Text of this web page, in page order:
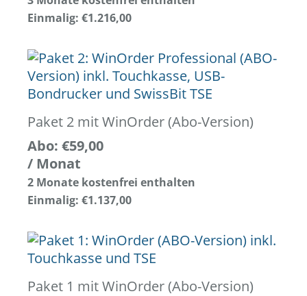
Einmalig: €1.216,00
Paket 2 mit WinOrder (Abo-Version)
Abo: €59,00
/ Monat
2 Monate kostenfrei enthalten
Einmalig: €1.137,00
Paket 1 mit WinOrder (Abo-Version)